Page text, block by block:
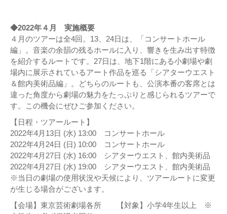
◆2022年４月 実施概要
４月のツアーは全4回。13、24日は、「コンサートホール
編」。音楽の余韻の残るホールに入り、響きを生み出す特徴
を紹介するルートです。27日は、地下1階にある小劇場や劇
場内に展示されているアート作品を巡る「シアターウエスト
＆館内美術品編」。どちらのルートも、公演本番の客席とは
違った角度から劇場の魅力をたっぷりと感じられるツアーで
す。この機会にぜひご参加ください。
【日程・ツアールート】
2022年4月13日 (水) 13:00 コンサートホール
2022年4月24日 (日) 10:00 コンサートホール
2022年4月27日 (水) 16:00 シアターウエスト、館内美術品
2022年4月27日 (水) 19:00 シアターウエスト、館内美術品
※当日の劇場の使用状況や天候により、ツアールートに変更
が生じる場合がございます。
【会場】東京芸術劇場各所 【対象】小学4年生以上 ※